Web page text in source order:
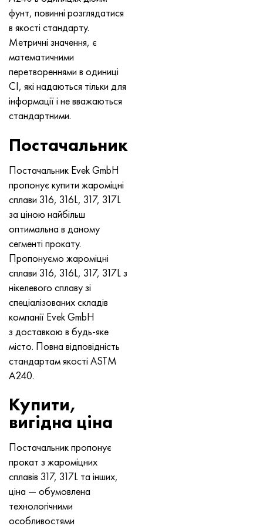
фунт, повинні розглядатися
в якості стандарту.
Метричні значення, є
математичними
перетвореннями в одиниці
СІ, які надаються тільки для
інформації і не вважаються
стандартними.
Постачальник
Постачальник Evek GmbH
пропонує купити жароміцні
сплави 316, 316L, 317, 317L
за ціною найбільш
оптимальна в даному
сегменті прокату.
Пропонуємо жароміцні
сплави 316, 316L, 317, 317L з
нікелевого сплаву зі
спеціалізованих складів
компанії Evek GmbH
з доставкою в будь-яке
місто. Повна відповідність
стандартам якості ASTM
A240.
Купити,
вигідна ціна
Постачальник пропонує
прокат з жароміцних
сплавів 317, 317L та інших,
ціна — обумовлена
технологічними
особливостями
Нимоник 90
Нимоник 263
Haynes 25
Хайнс 188
Haynes 230
Хастеллой b2
Хастеллой b3
Хастеллой c4
Хастеллой c22
Хастеллой C-276
Хастеллой C2000
Хастеллой 3
Хастеллой x
Удимет 720
Труба прецизійна
Лист, круг, дріт Н70МФВ
AM-350 - ams 5548
AM-355 - ams 5547
Сustom 450® - uns S45000
Greek Ascoloy 418
Труба корозійно-стійка
45Х14Н14В2М
50Х14МФ
65Х13
90Х18МФ
95Х18
ас35г2, 36smnpb14, 1.0765
38х2н2ма, 34CrNiMo6, 40NiCrMo7
40хн2ма, 34CrNiMo4, 36hnm
38ХС, 37hs
38ХА, 37Cr4, aisi 5135
38ХН3МФА, 35nicrmov12-5
40Г, 40Mn4, aisi 1035
38ХМ, 42CrMo4, aisi 1.7225
40ХН, 36NiCr6, aisi 3135
40ХФА, 1.7223, aisi 4142
45Х, 45h, 1.7035
45ХН2МФА, k2425, 45hnmf
А40Г, 44smn28, 1.0762, 46s20